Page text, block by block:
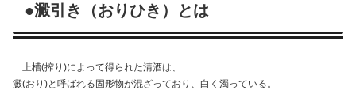
●澱引き（おりひき）とは
上槽(搾り)によって得られた清酒は、
澱(おり)と呼ばれる固形物が混ざっており、白く濁っている。